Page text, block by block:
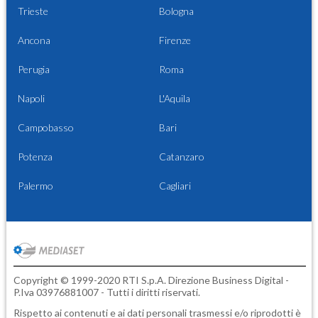
Trieste Bologna
Ancona Firenze
Perugia Roma
Napoli L'Aquila
Campobasso Bari
Potenza Catanzaro
Palermo Cagliari
Copyright © 1999-2020 RTI S.p.A. Direzione Business Digital -
P.Iva 03976881007 - Tutti i diritti riservati.
Rispetto ai contenuti e ai dati personali trasmessi e/o riprodotti è